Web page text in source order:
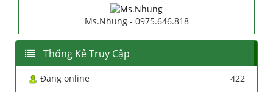
Ms.Nhung - 0975.646.818
Thống Kê Truy Cập
Đang online 422